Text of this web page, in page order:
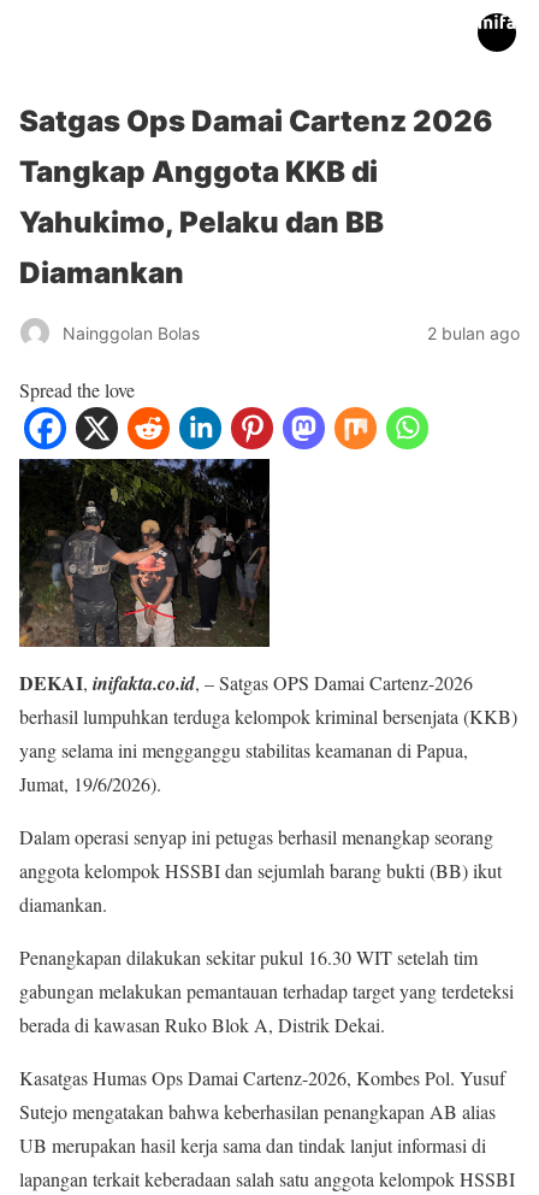
Satgas Ops Damai Cartenz 2026
Tangkap Anggota KKB di
Yahukimo, Pelaku dan BB
Diamankan
Nainggolan Bolas 2 bulan ago
Spread the love
DEKAI, inifakta.co.id, – Satgas OPS Damai Cartenz-2026
berhasil lumpuhkan terduga kelompok kriminal bersenjata (KKB)
yang selama ini mengganggu stabilitas keamanan di Papua,
Jumat, 19/6/2026).
Dalam operasi senyap ini petugas berhasil menangkap seorang
anggota kelompok HSSBI dan sejumlah barang bukti (BB) ikut
diamankan.
Penangkapan dilakukan sekitar pukul 16.30 WIT setelah tim
gabungan melakukan pemantauan terhadap target yang terdeteksi
berada di kawasan Ruko Blok A, Distrik Dekai.
Kasatgas Humas Ops Damai Cartenz-2026, Kombes Pol. Yusuf
Sutejo mengatakan bahwa keberhasilan penangkapan AB alias
UB merupakan hasil kerja sama dan tindak lanjut informasi di
lapangan terkait keberadaan salah satu anggota kelompok HSSBI